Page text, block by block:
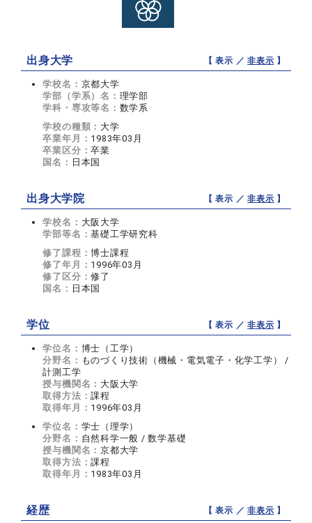
出身大学 【 表示 ／非表示 】
学校名： 京都大学
学部（学系）名： 理学部
学科・専攻等名： 数学系
学校の種類： 大学
卒業年月： 1983年03月
卒業区分：卒業
国名： 日本国
出身大学院 【 表示 ／非表示 】
学校名： 大阪大学
学部等名：基礎工学研究科
修了課程：博士課程
修了年月： 1996年03月
修了区分：修了
国名： 日本国
学位 【 表示 ／非表示 】
学位名： 博士（工学）
分野名： ものづくり技術（機械・電気電子・化学工学） /
計測工学
授与機関名： 大阪大学
取得方法：課程
取得年月： 1996年03月
学位名： 学士（理学）
分野名： 自然科学一般 / 数学基礎
授与機関名：京都大学
取得方法：課程
取得年月： 1983年03月
経歴 【 表示 ／非表示 】